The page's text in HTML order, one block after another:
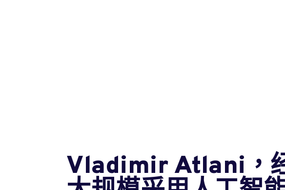
Vladimir Atlani，